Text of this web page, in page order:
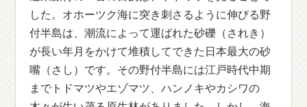
した。オホーツク海に突き刺さるように伸びる野
付半島は、潮流によって運ばれた砂礫（されき）
が長い年月をかけて堆積してできた日本最大の砂
嘴（さし）です。その野付半島には江戸時代中期
までトドマツやエゾマツ、ハンノキやカシワの